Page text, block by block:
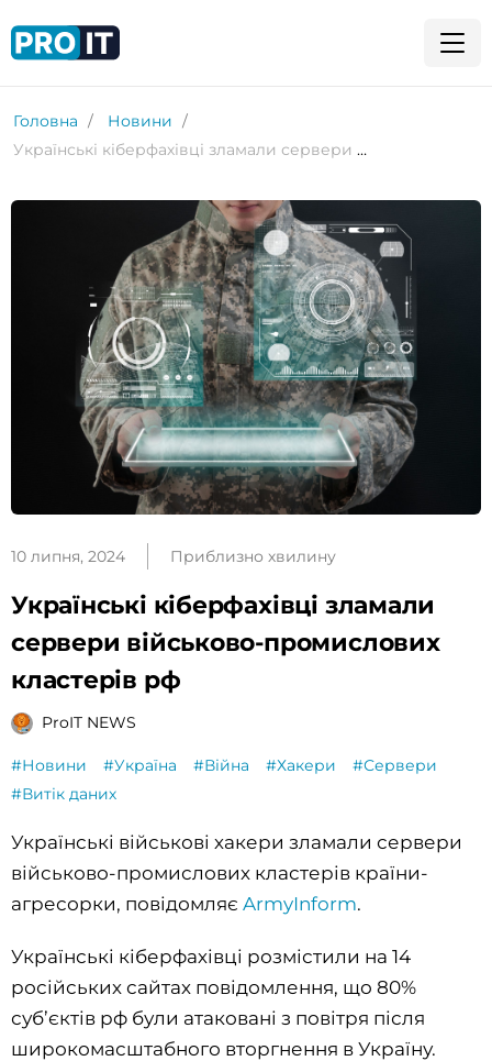
Головна
Новини
Українські кіберфахівці зламали сервери військово-промислових кластерів рф
10 липня, 2024 Приблизно хвилину
Українські кіберфахівці зламали
сервери військово-промислових
кластерів рф
ProIT NEWS
#Новини #Україна #Війна #Хакери
#Сервери
#Витік даних
Українські військові хакери зламали сервери
військово-промислових кластерів країни-
агресорки, повідомляє ArmyInform.
Українські кіберфахівці розмістили на 14
російських сайтах повідомлення, що 80%
суб’єктів рф були атаковані з повітря після
широкомасштабного вторгнення в Україну.